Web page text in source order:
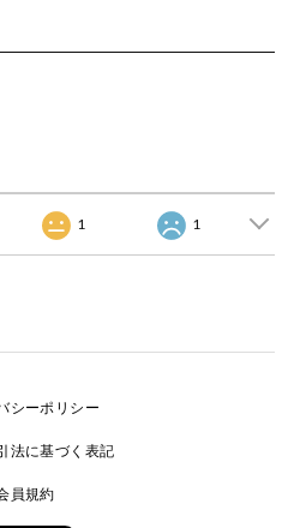
1 1
シーポリシー
法に基づく表記
員規約